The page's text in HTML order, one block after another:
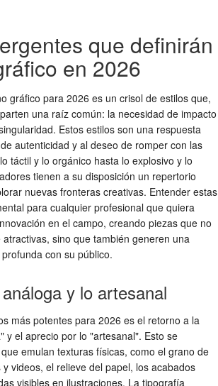
que definirán
en 2026
gráfico para 2026 es un crisol de estilos que,
una raíz común: la necesidad de impacto
Estos estilos son una respuesta
autenticidad y al deseo de romper con las
táctil y lo orgánico hasta lo explosivo y lo
tienen a su disposición un repertorio
nuevas fronteras creativas. Entender estas
para cualquier profesional que quiera
en el campo, creando piezas que no
sino que también generen una
con su público.
y lo artesanal
más potentes para 2026 es el retorno a la
y el aprecio por lo "artesanal". Esto se
emulan texturas físicas, como el grano de
videos, el relieve del papel, los acabados
visibles en ilustraciones. La tipografía